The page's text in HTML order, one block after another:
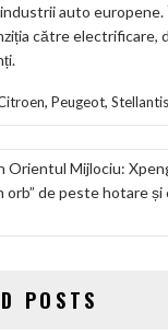
auto
către electrificare,
, Peugeot, Stellantis
Orientul Mijlociu:
orb” de peste hotare
POSTS